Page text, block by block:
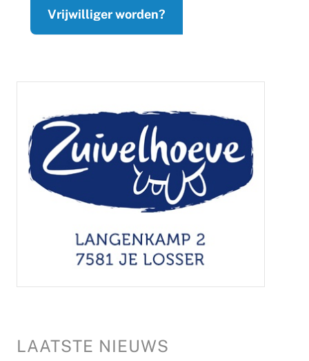
Vrijwilliger worden?
LAATSTE NIEUWS